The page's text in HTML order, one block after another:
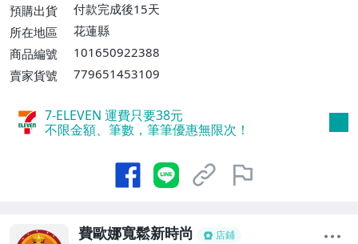
預購出貨
付款完成後15天
所在地區
花蓮縣
商品編號
101650922388
賣家貨號
779651453109
7-ELEVEN 運費只要38元
不限金額、筆數，筆筆優惠無限次！
費歐娜寬鬆新時尚
店鋪